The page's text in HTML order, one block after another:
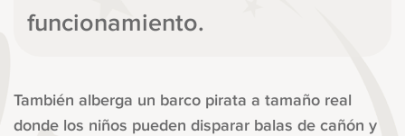
funcionamiento.
También alberga un barco pirata a tamaño real
donde los niños pueden disparar balas de cañón y